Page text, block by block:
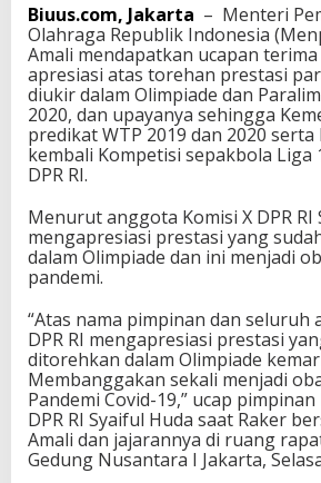
i
X
D
P
R
R
I
,
a
s
P
c
a
p
a
i
a
n
W
T
Biuus.com, Jakarta – Menteri
Olahraga Republik Indonesia
Amali mendapatkan ucapan
apresiasi atas torehan prestasi
diukir dalam Olimpiade dan
2020, dan upayanya sehingga
predikat WTP 2019 dan 2020
kembali Kompetisi sepakbola Liga
DPR RI.
Menurut anggota Komisi X DPR RI
mengapresiasi prestasi yang
dalam Olimpiade dan ini menjadi
pandemi.
“Atas nama pimpinan dan seluruh
DPR RI mengapresiasi prestasi
ditorehkan dalam Olimpiade
Membanggakan sekali menjadi
Pandemi Covid-19,” ucap
DPR RI Syaiful Huda saat Raker
Amali dan jajarannya di ruang
Gedung Nusantara I Jakarta,